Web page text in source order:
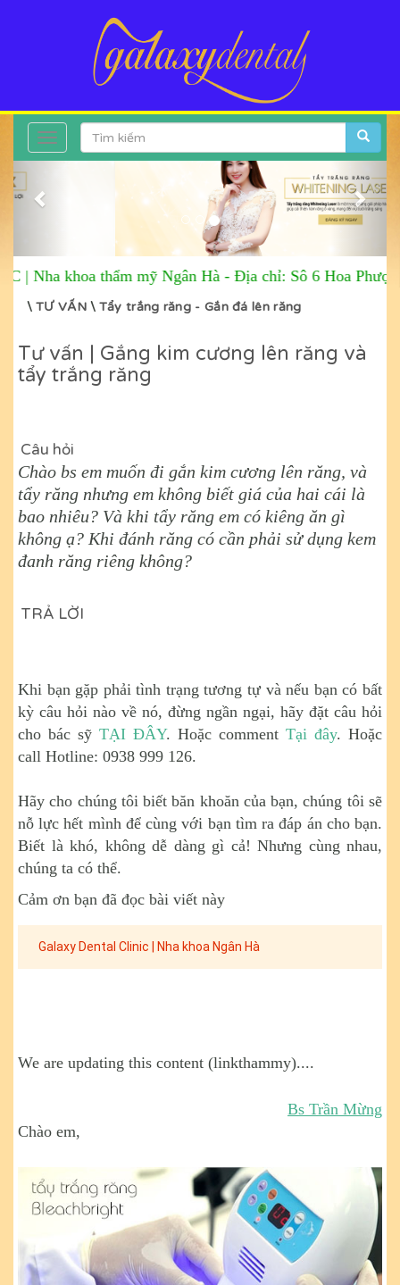
Toggle
navigation
Previous Next
thẩm mỹ Ngân Hà-Địa chỉ: Sô 6 Hoa Phượng, P2,
\ TƯ VẤN\ Tẩy trắng răng - Gắn đá lên răng
Tư vấn | Gắng kim cương lên răng và
tẩy trắng răng
Câu hỏi
Chào bs em muốn đi gắn kim cương lên răng, và
tẩy răng nhưng em không biết giá của hai cái là
bao nhiêu? Và khi tẩy răng em có kiêng ăn gì
không ạ? Khi đánh răng có cần phải sử dụng kem
đanh răng riêng không?
TRẢ LỜI
Khi bạn gặp phải tình trạng tương tự và nếu bạn có bất
kỳ câu hỏi nào về nó, đừng ngần ngại, hãy đặt câu hỏi
cho bác sỹ TẠI ĐÂY. Hoặc comment Tại đây. Hoặc
call Hotline: 0938 999 126.
Hãy cho chúng tôi biết băn khoăn của bạn, chúng tôi sẽ
nỗ lực hết mình để cùng với bạn tìm ra đáp án cho bạn.
Biết là khó, không dễ dàng gì cả! Nhưng cùng nhau,
chúng ta có thể.
Cảm ơn bạn đã đọc bài viết này
Galaxy Dental Clinic | Nha khoa Ngân Hà
We are updating this content (linkthammy)....
Bs Trần Mừng
Chào em,